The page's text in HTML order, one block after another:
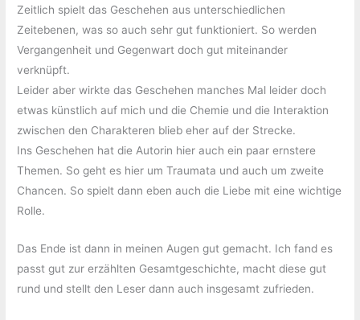
Zeitlich spielt das Geschehen aus unterschiedlichen
Zeitebenen, was so auch sehr gut funktioniert. So werden
Vergangenheit und Gegenwart doch gut miteinander
verknüpft.
Leider aber wirkte das Geschehen manches Mal leider doch
etwas künstlich auf mich und die Chemie und die Interaktion
zwischen den Charakteren blieb eher auf der Strecke.
Ins Geschehen hat die Autorin hier auch ein paar ernstere
Themen. So geht es hier um Traumata und auch um zweite
Chancen. So spielt dann eben auch die Liebe mit eine wichtige
Rolle.
Das Ende ist dann in meinen Augen gut gemacht. Ich fand es
passt gut zur erzählten Gesamtgeschichte, macht diese gut
rund und stellt den Leser dann auch insgesamt zufrieden.